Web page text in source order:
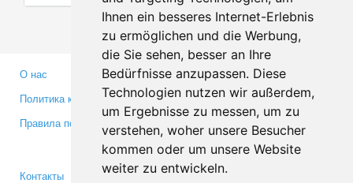
Ihnen ein besseres Internet-Erlebnis
zu ermöglichen und die Werbung,
die Sie sehen, besser an Ihre
Bedürfnisse anzupassen. Diese
Technologien nutzen wir außerdem,
um Ergebnisse zu messen, um zu
verstehen, woher unsere Besucher
kommen oder um unsere Website
weiter zu entwickeln.
О нас
Политика конфиденциальности
Правила пользования
Партнерам
Инвесторам
Медиа
Контакты
Facebook